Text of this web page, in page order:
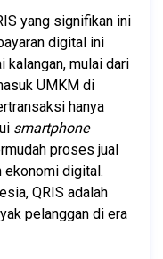
yang signifikan ini
digital ini
kalangan, mulai dari
UMKM di
hanya
smartphone
proses jual
ekonomi digital.
QRIS adalah
pelanggan di era